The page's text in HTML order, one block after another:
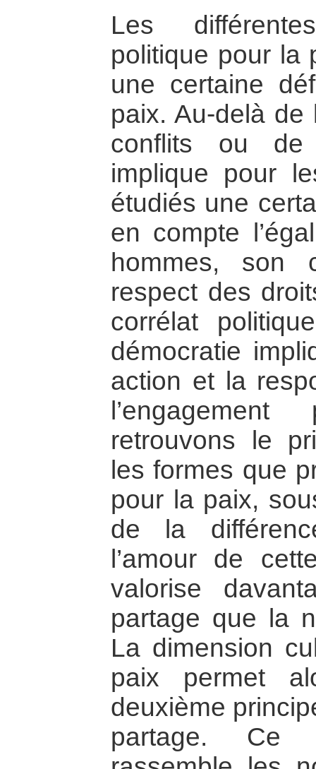
Les
politique pour la
une certaine
paix. Au-delà
conflits ou
implique pour
étudiés une
en compte
hommes, son
respect des
corrélat
démocratie
action et la
retrouvons le
les formes que
pour la paix,
de la
l’amour de
valorise
partage que la
La dimension
paix permet
deuxième
partage. Ce